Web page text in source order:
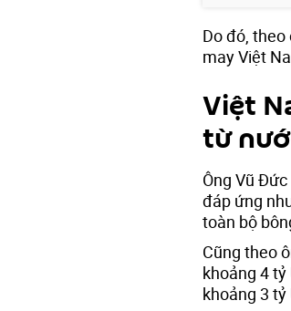
Do đó,
may Việt
Việt
từ
Ông Vũ
đáp ứng
toàn bộ
Cũng theo
khoảng 4
khoảng 3 tỷ